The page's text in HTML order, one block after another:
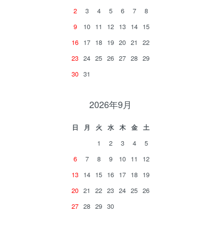
2
3 4 5 6 7
8
9
10 11 12 13 14 15
16 17 18 19 20 21
22
23 24 25 26 27 28 29
30 31
2026年9月
日 月 火 水 木 金
土
1
2 3 4
5
6
7 8 9 10 11
12
13 14 15 16 17 18 19
20 21 22 23 24 25 26
27 28 29 30